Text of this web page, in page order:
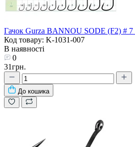
Гачок Gurza BANNOU SODE (F2) #
Код товару: K-1031-007
В наявності
0
31грн.
До кошика